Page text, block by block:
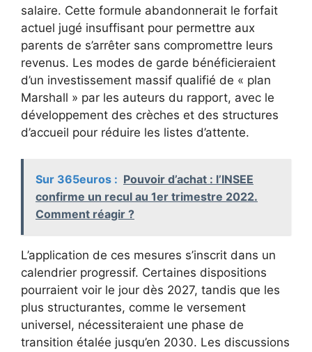
salaire. Cette formule abandonnerait le forfait
actuel jugé insuffisant pour permettre aux
parents de s’arrêter sans compromettre leurs
revenus. Les modes de garde bénéficieraient
d’un investissement massif qualifié de « plan
Marshall » par les auteurs du rapport, avec le
développement des crèches et des structures
d’accueil pour réduire les listes d’attente.
Sur 365euros : Pouvoir d’achat : l’INSEE
confirme un recul au 1er trimestre 2022.
Comment réagir ?
L’application de ces mesures s’inscrit dans un
calendrier progressif. Certaines dispositions
pourraient voir le jour dès 2027, tandis que les
plus structurantes, comme le versement
universel, nécessiteraient une phase de
transition étalée jusqu’en 2030. Les discussions